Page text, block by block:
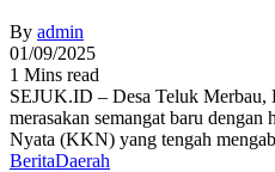
By admin
01/09/2025
1 Mins read
SEJUK.ID – Desa Teluk Merbau,
merasakan semangat baru
Nyata (KKN) yang tengah
BeritaDaerah